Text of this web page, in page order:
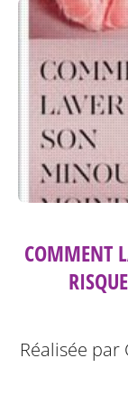
COMMENT
Réalisée